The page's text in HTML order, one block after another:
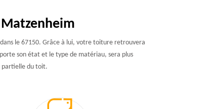
le 67150. Grâce à lui, votre toiture retrouvera
son état et le type de matériau, sera plus
partielle du toit.